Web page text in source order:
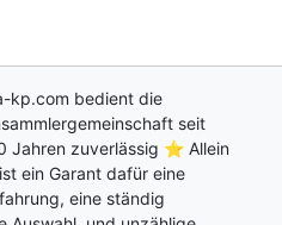
kp.com bedient die
seit
Jahren zuverlässig ⭐ Allein
ein Garant dafür eine
eine ständig